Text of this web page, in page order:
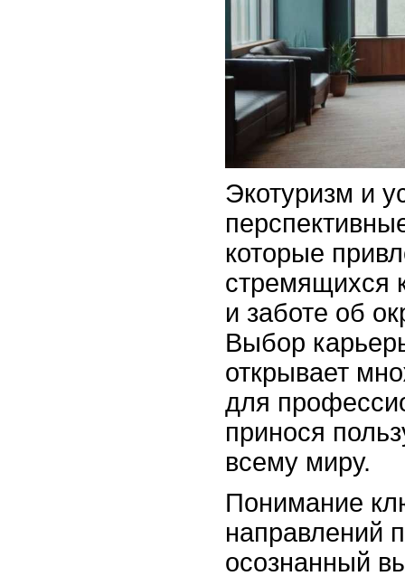
Экотуризм и
которые
стремящихся
и заботе об
Выбор
открывает
для
принося
всему миру.
Понимание
направлений
осознанный